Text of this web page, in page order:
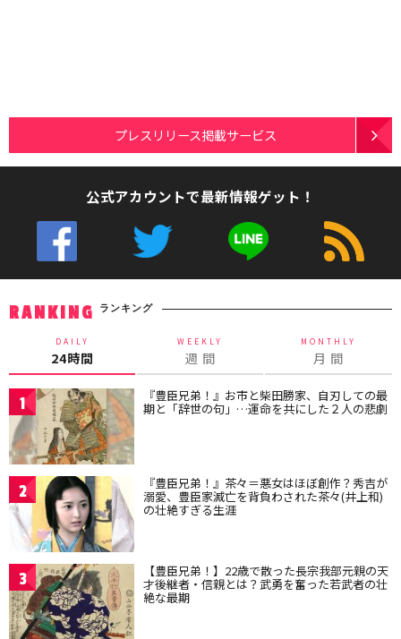
プレスリリース掲載サービス
公式アカウントで最新情報ゲット！
RANKING ランキング
DAILY
24時間
WEEKLY
週 間
MONTHLY
月 間
1 『豊臣兄弟！』お市と柴田勝家、自刃しての最
期と「辞世の句」…運命を共にした２人の悲劇
2 『豊臣兄弟！』茶々＝悪女はほぼ創作？秀吉が
溺愛、豊臣家滅亡を背負わされた茶々(井上和)
の壮絶すぎる生涯
3 【豊臣兄弟！】22歳で散った長宗我部元親の天
才後継者・信親とは？武勇を奮った若武者の壮
絶な最期